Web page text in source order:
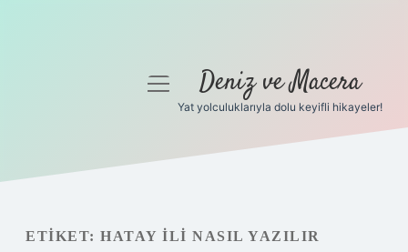
Gizlilik Politikası
menüyüDeniz ve Macera
Yat yolculuklarıyla dolu keyifli hikayeler!
ETIKET: HATAY ILI NASIL YAZILIR